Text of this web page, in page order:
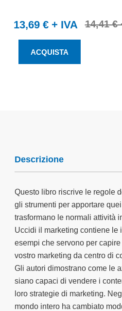
13,69 € 14,41 €
ACQUISTA
Descrizione
Questo libro riscrive le regole
gli strumenti per apportare
trasformano le normali attività
Uccidi il marketing contiene le
esempi che servono per capire
vostro marketing da centro di
Gli autori dimostrano come le
siano capaci di vendere i
loro strategie di marketing.
mondo intero ha cambiato